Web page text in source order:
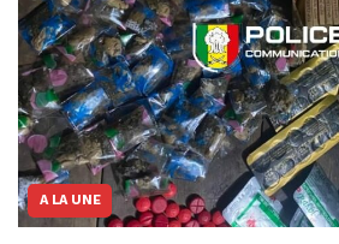
A LA UNE